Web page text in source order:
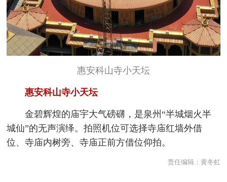
惠安科山寺小天坛
惠安科山寺小天坛
金碧辉煌的庙宇大气磅礴，是泉州“半城烟火半
城仙”的无声演绎。拍照机位可选择寺庙红墙外借
位、寺庙内树旁、寺庙正前方借位仰拍。
责任编辑： 黄冬虹